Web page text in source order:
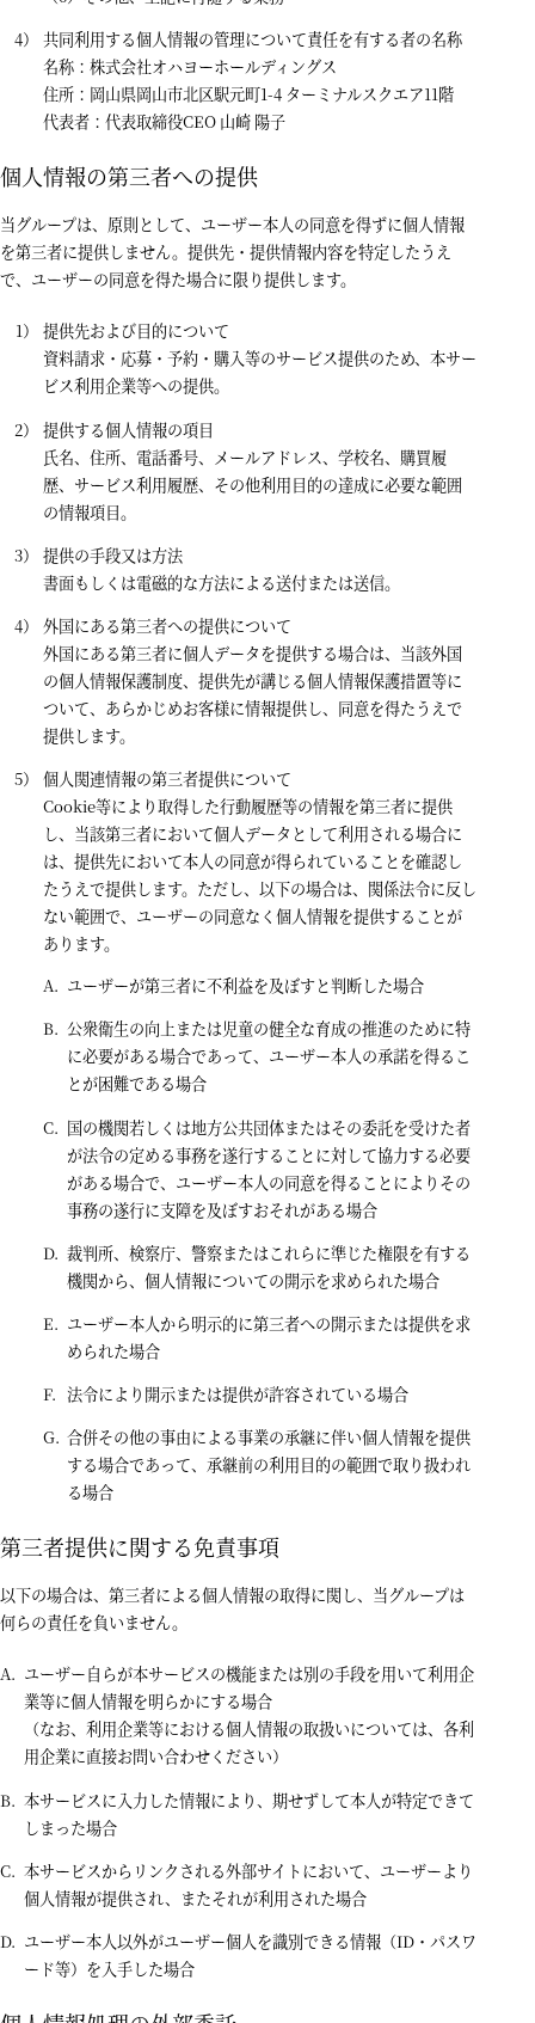
共同利用する個人情報の管理について責任を有する者の名称
名称：株式会社オハヨーホールディングス
住所：岡山県岡山市北区駅元町1-4 ターミナルスクエア11階
代表者：代表取締役CEO 山崎 陽子
個人情報の第三者への提供
当グループは、原則として、ユーザー本人の同意を得ずに個人情報
を第三者に提供しません。提供先・提供情報内容を特定したうえ
で、ユーザーの同意を得た場合に限り提供します。
提供先および目的について
資料請求・応募・予約・購入等のサービス提供のため、本サー
ビス利用企業等への提供。
提供する個人情報の項目
氏名、住所、電話番号、メールアドレス、学校名、購買履
歴、サービス利用履歴、その他利用目的の達成に必要な範囲
の情報項目。
提供の手段又は方法
書面もしくは電磁的な方法による送付または送信。
外国にある第三者への提供について
外国にある第三者に個人データを提供する場合は、当該外国
の個人情報保護制度、提供先が講じる個人情報保護措置等に
ついて、あらかじめお客様に情報提供し、同意を得たうえで
提供します。
個人関連情報の第三者提供について
Cookie等により取得した行動履歴等の情報を第三者に提供
し、当該第三者において個人データとして利用される場合に
は、提供先において本人の同意が得られていることを確認し
たうえで提供します。ただし、以下の場合は、関係法令に反し
ない範囲で、ユーザーの同意なく個人情報を提供することが
あります。
ユーザーが第三者に不利益を及ぼすと判断した場合
公衆衛生の向上または児童の健全な育成の推進のために特
に必要がある場合であって、ユーザー本人の承諾を得るこ
とが困難である場合
国の機関若しくは地方公共団体またはその委託を受けた者
が法令の定める事務を遂行することに対して協力する必要
がある場合で、ユーザー本人の同意を得ることによりその
事務の遂行に支障を及ぼすおそれがある場合
裁判所、検察庁、警察またはこれらに準じた権限を有する
機関から、個人情報についての開示を求められた場合
ユーザー本人から明示的に第三者への開示または提供を求
められた場合
法令により開示または提供が許容されている場合
合併その他の事由による事業の承継に伴い個人情報を提供
する場合であって、承継前の利用目的の範囲で取り扱われ
る場合
第三者提供に関する免責事項
以下の場合は、第三者による個人情報の取得に関し、当グループは
何らの責任を負いません。
ユーザー自らが本サービスの機能または別の手段を用いて利用企
業等に個人情報を明らかにする場合
（なお、利用企業等における個人情報の取扱いについては、各利
用企業に直接お問い合わせください）
本サービスに入力した情報により、期せずして本人が特定できて
しまった場合
本サービスからリンクされる外部サイトにおいて、ユーザーより
個人情報が提供され、またそれが利用された場合
ユーザー本人以外がユーザー個人を識別できる情報（ID・パスワ
ード等）を入手した場合